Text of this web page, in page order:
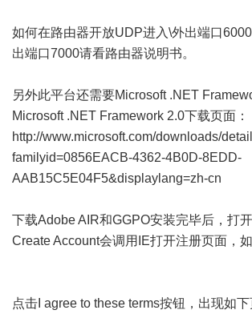
如何在路由器开放UDP进入\外出端口
出端口7000请看路由器说明书。
另外此平台还需要Microsoft .NET
Microsoft .NET Framework 2.0下载页面：
http://www.microsoft.com/downloads/
familyid=0856EACB-4362-4B0D-8EDD-
AAB15C5E04F5&displaylang=zh-cn
下载Adobe AIR和GGPO安装完毕后，打
Create Account会调用IE打开注册页面，如
点击I agree to these terms按钮，出现如下